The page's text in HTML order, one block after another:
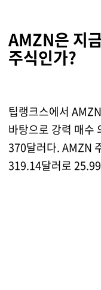
AMZN은 지
주식인가?
팁랭크스에서
바탕으로 강력 매수
370달러다. AMZN
319.14달러로